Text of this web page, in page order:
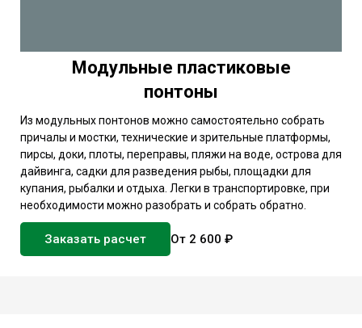
Модульные пластиковые
понтоны
Из модульных понтонов можно самостоятельно собрать
причалы и мостки, технические и зрительные платформы,
пирсы, доки, плоты, переправы, пляжи на воде, острова для
дайвинга, садки для разведения рыбы, площадки для
купания, рыбалки и отдыха. Легки в транспортировке, при
необходимости можно разобрать и собрать обратно.
Заказать расчет От 2 600 ₽